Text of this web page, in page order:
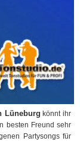
Lüneburg könnt ihr
besten Freund sehr
Partysongs für